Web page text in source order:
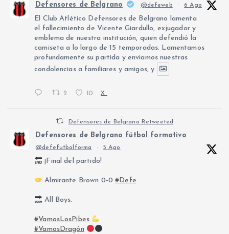
Defensores de Belgrano @defeweb · 6 Ago
El Club Atlético Defensores de Belgrano lamenta
el fallecimiento de Vicente Giardullo, exjugador y
emblema de nuestra institución, quien defendió la
camiseta a lo largo de 15 temporadas. Lamentamos
profundamente su partida y enviamos nuestras
condolencias a familiares y amigos, y
2 10 X
Defensores de Belgrano Retweeted
Defensores de Belgrano fútbol formativo
@defefutbolforma · 5 Ago
¡Final del partido!
Almirante Brown 0-0#Defe
All Boys.
#VamosLosPibes
#VamosDragón